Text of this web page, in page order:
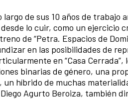
largo de sus 10 años de
lo cuir, como un ejercicio
de “Petra. Espacios de
en las posibilidades de
en “Casa
binarias de género, una
un híbrido de muchas
Agurto Beroiza, también